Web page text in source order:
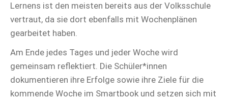
Lernens ist den meisten bereits aus der Volksschule
vertraut, da sie dort ebenfalls mit Wochenplänen
gearbeitet haben.
Am Ende jedes Tages und jeder Woche wird
gemeinsam reflektiert. Die Schüler*innen
dokumentieren ihre Erfolge sowie ihre Ziele für die
kommende Woche im Smartbook und setzen sich mit